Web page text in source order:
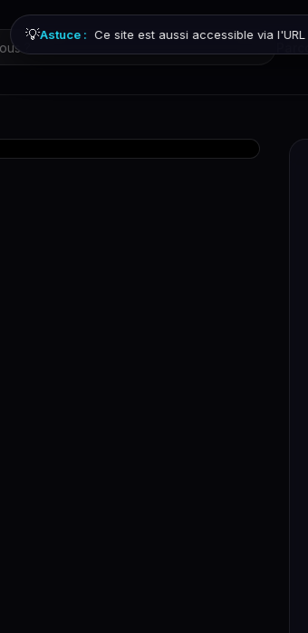
💡Astuce : Ce site est aussi accessible via